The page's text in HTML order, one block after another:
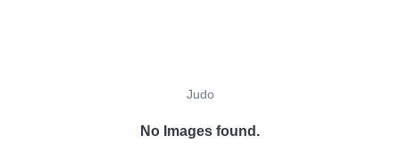
Judo
No Images found.